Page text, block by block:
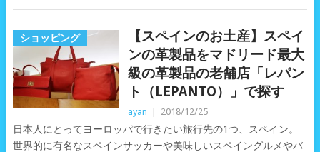
ショッピング
【スペインのお土産】スペイ
ンの革製品をマドリード最大
級の革製品の老舗店「レパン
ト（LEPANTO）」で探す
ayan 2018/12/25
日本人にとってヨーロッパで行きたい旅行先の1つ、スペイン。
世界的に有名なスペインサッカーや美味しいスペイングルメやバ